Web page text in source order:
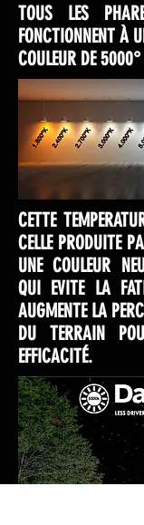
TOUS LES
FONCTIONNENT À
COULEUR DE
CETTE
CELLE PRODUITE
UNE COULEUR
QUI EVITE LA
AUGMENTE LA
DU TERRAIN
EFFICACITÉ.